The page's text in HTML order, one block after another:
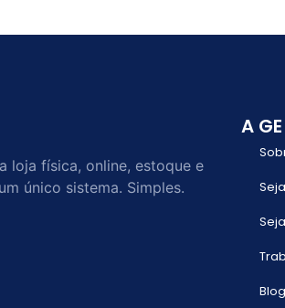
loja física, online, estoque e
único sistema. Simples.
A GE
Blog